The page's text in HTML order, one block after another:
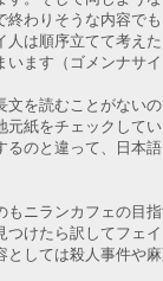
終わりそうな内容で
人は順序立てて考え
ます（ゴメンナサイ
文を読むことがない
元紙をチェックして
るのと違って、日本
もニランカフェの目
つけたら訳してフェ
としては殺人事件や